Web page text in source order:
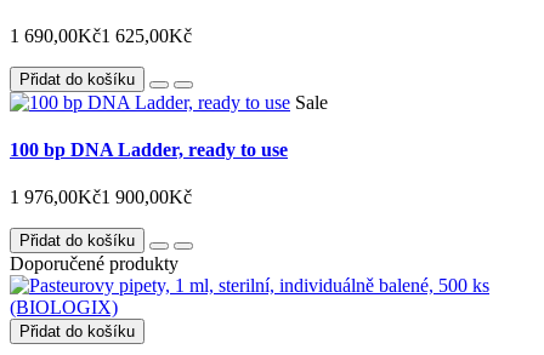
1 690,00Kč1 625,00Kč
Přidat do košíku
Sale
100 bp DNA Ladder, ready to use
1 976,00Kč1 900,00Kč
Přidat do košíku
Doporučené produkty
Přidat do košíku